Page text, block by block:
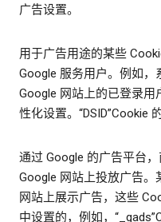
广告设置。
用于广告用途的某些
Google 服务用户。例如，
Google 网站上的已登录
性化设置。“DSID”Cookie
通过 Google 的广告平台
Google 网站上投放广告。
网站上展示广告，这些
中设置的，例如，